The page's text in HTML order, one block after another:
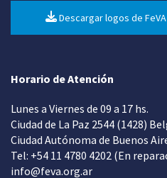
Descargar logos de FeVA
Horario de Atención
Lunes a Viernes de 09 a 17 hs.
Ciudad de La Paz 2544 (1428)
Ciudad Autónoma de Buenos
Tel: +54 11 4780 4202 (En
info@feva.org.ar